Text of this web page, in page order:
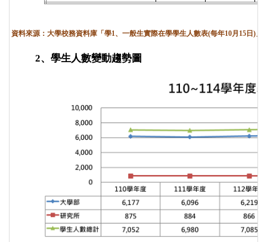
資料來源：大學校務資料庫「學1、一般生實際在學學生人數表(每年10月15日)」
2、學生人數變動趨勢圖